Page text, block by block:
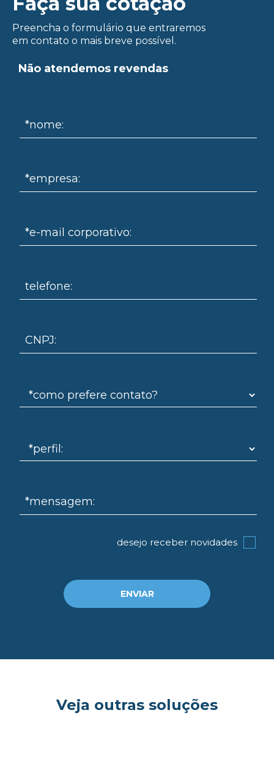
Preencha o formulário que entraremos
em contato o mais breve possível.
Não atendemos revendas
*nome:
*empresa:
*e-mail corporativo:
telefone:
CNPJ:
*mensagem:
desejo receber novidades
ENVIAR
Veja outras soluções